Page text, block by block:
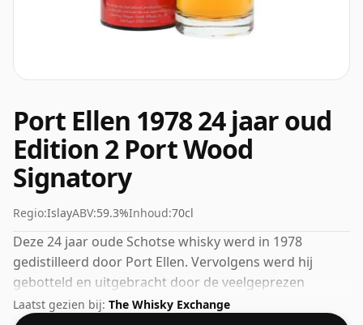
Port Ellen 1978 24 jaar oud
Edition 2 Port Wood
Signatory
Regio:IslayABV:59.3%Inhoud:70cl
Deze 24 jaar oude Schotse whisky werd in 1978
gedistilleerd door Port Ellen. Vervolgens werd hij
gebotteld en uitgebracht door de veelgeprezen
bottelaar Signatory. Met een percentage van 59,3%
Laatst gezien bij: The Whisky Exchange